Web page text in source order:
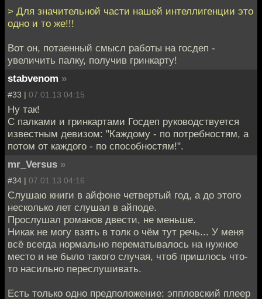
> Для значительной части нашей интеллигенции это
одно и то же!!!
Вот он, потаенный смысл работы на госдеп -
увеличить палку, получив гринкарту!
stabvenom »
#33 | 07.01.13 04:15
Ну так!
С палками и гринкартами Госдеп руководствуется
известным девизом: "Каждому - по потребностям, а
потом от каждого - по способностям!".
mr_Versus »
#34 | 07.01.13 04:16
Слушаю книги в айфоне четвертый год, а до этого
несколько лет слушал в айподе.
Прослушал романов двести, не меньше.
Никак не могу взять в толк о чём тут речь... У меня
всё всегда нормально перематывалось на нужное
место и не было такого случая, чтоб пришлось что-
то насильно переслушивать.
Есть только одно предположение: эппловский плеер